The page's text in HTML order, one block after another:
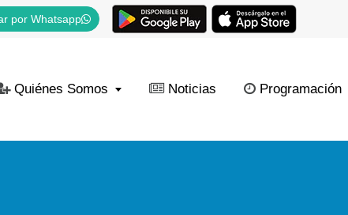
por Whatsapp
Quiénes Somos Noticias Programación